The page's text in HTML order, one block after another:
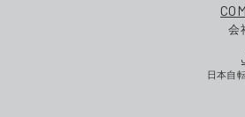
会
日本自